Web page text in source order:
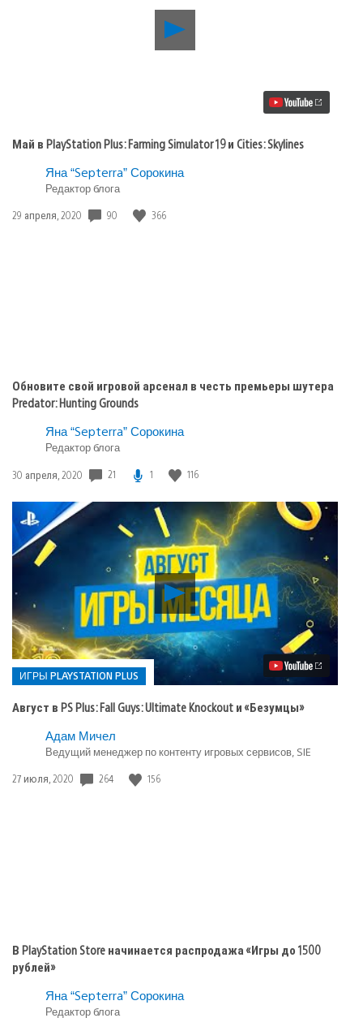
Воспроизвести
Май
19
Май в PlayStation Plus: Farming Simulator 19 и Cities: Skylines
Яна “Septerra” Сорокина
Редактор блога
Дата
29 апреля, 2020 90 366
Обновите свой игровой арсенал в честь премьеры шутера
Predator: Hunting Grounds
Яна “Septerra” Сорокина
Редактор блога
Дата
30 апреля, 2020 21 1 116
Воспроизвести
видео
Август
в
PS
Plus:
Fall
Guys:
Ultimate
«Безумцы»
ИГРЫ PLAYSTATION PLUS
Август в PS Plus: Fall Guys: Ultimate Knockout и «Безумцы»
Опубликовано
Игры
playstation
Адам Мичел
Ведущий менеджер по контенту игровых сервисов, SIE
Дата
27 июля, 2020 264 156
В PlayStation Store начинается распродажа «Игры до 1500
рублей»
Яна “Septerra” Сорокина
Редактор блога